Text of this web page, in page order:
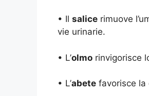
• Il salice rimuove
vie urinarie.
• L’olmo rinvigorisce
• L’abete favorisce la